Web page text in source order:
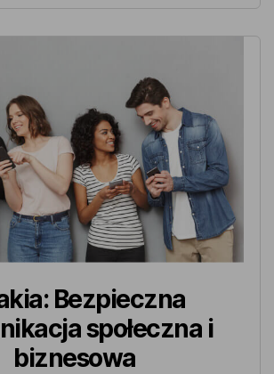
Bezpieczna
społeczna i
biznesowa